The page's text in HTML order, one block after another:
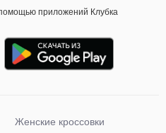
помощью приложений Клубка
Женские кроссовки